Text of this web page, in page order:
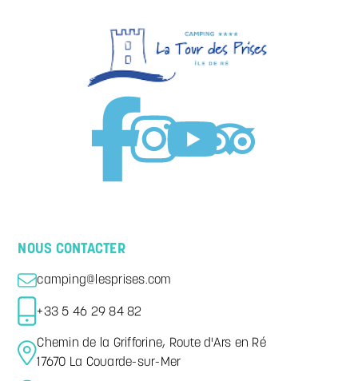
NOUS CONTACTER
camping@lesprises.com
+33 5 46 29 84 82
Chemin de la Grifforine, Route d'Ars en Ré
17670 La Couarde-sur-Mer